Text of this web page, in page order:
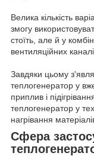
Велика кількість
змогу
стоїть, але й у
вентиляційних
Завдяки цьому
теплогенератор у
приплив і
теплогенератор у
нагрівання
Сфера